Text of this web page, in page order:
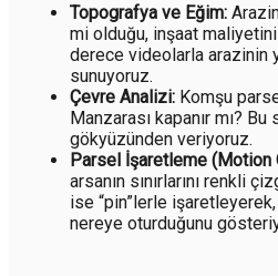
Topografya ve Eğim:
mi olduğu, inşaat
derece videolarla arazinin
sunuyoruz.
Çevre Analizi: Komşu
Manzarası kapanır mı? Bu
gökyüzünden veriyoruz.
Parsel İşaretleme (Motion
arsanın sınırlarını renkli
ise “pin”lerle
nereye oturduğunu